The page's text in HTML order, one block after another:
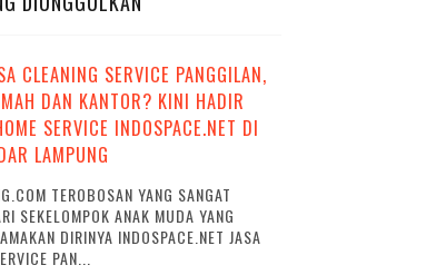
CLEANING SERVICE PANGGILAN,
DAN KANTOR? KINI HADIR
SERVICE INDOSPACE.NET DI
LAMPUNG
TEROBOSAN YANG SANGAT
SEKELOMPOK ANAK MUDA YANG
DIRINYA INDOSPACE.NET JASA
PAN...